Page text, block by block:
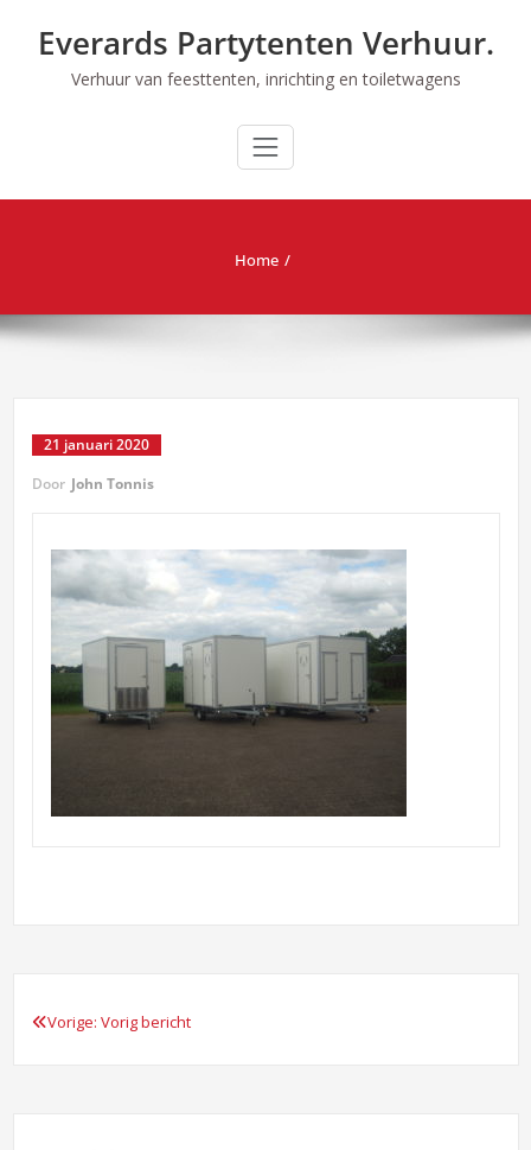
Everards Partytenten Verhuur.
Verhuur van feesttenten, inrichting en toiletwagens
Home
21 januari 2020
Door John Tonnis
Bericht
Vorige: Vorig bericht